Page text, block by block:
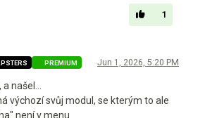
1
PREMIUM Jun 1, 2026, 5:20 PM
našel...
výchozí svůj modul, se kterým to ale
není v menu.